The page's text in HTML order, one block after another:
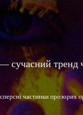
сучасний тренд
частинки прозорих